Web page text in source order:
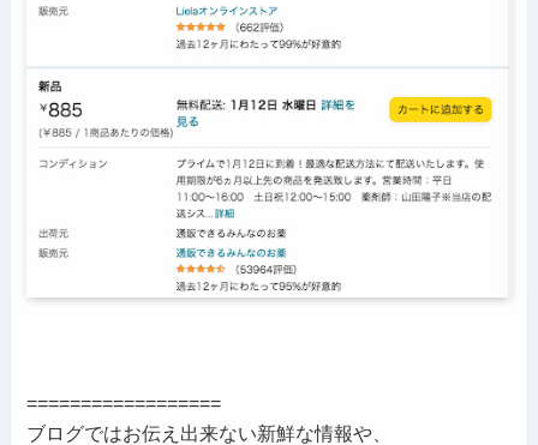
==================
ブログではお伝え出来ない新鮮な情報や、